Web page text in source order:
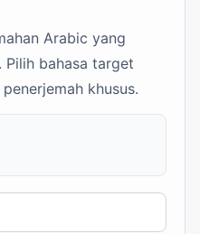
Arabic yang
Pilih bahasa target
khusus.